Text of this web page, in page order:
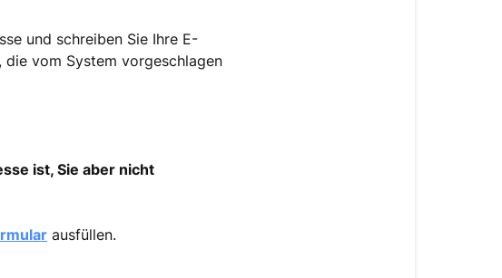
und schreiben Sie Ihre E-
vom System vorgeschlagen
ist, Sie aber nicht
ausfüllen.